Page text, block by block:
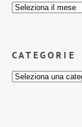
CATEGORIE